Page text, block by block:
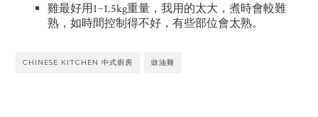
雞最好用1~1.5kg重量，我用的太大，煮時會較難
熟，如時間控制得不好，有些部位會太熟。
CHINESE KITCHEN 中式廚房 豉油雞